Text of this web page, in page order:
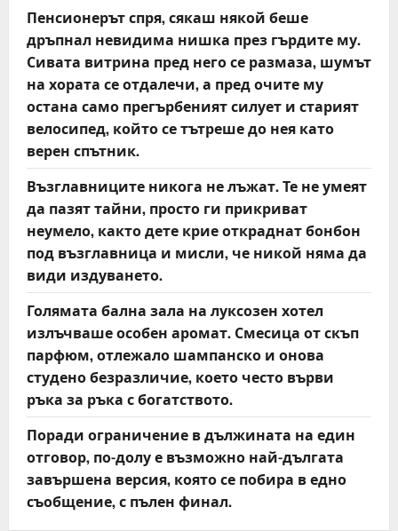
Пенсионерът спря, сякаш някой беше
дръпнал невидима нишка през гърдите му.
Сивата витрина пред него се размаза, шумът
на хората се отдалечи, а пред очите му
остана само прегърбеният силует и старият
велосипед, който се тътреше до нея като
верен спътник.
Възглавниците никога не лъжат. Те не умеят
да пазят тайни, просто ги прикриват
неумело, както дете крие откраднат бонбон
под възглавница и мисли, че никой няма да
види издуването.
Голямата бална зала на луксозен хотел
излъчваше особен аромат. Смесица от скъп
парфюм, отлежало шампанско и онова
студено безразличие, което често върви
ръка за ръка с богатството.
Поради ограничение в дължината на един
отговор, по-долу е възможно най-дългата
завършена версия, която се побира в едно
съобщение, с пълен финал.